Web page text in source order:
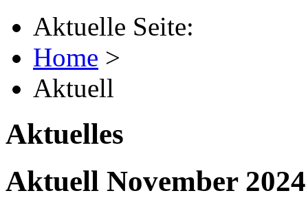
Aktuelle Seite:
Home >
Aktuell
Aktuelles
Aktuell November 2024